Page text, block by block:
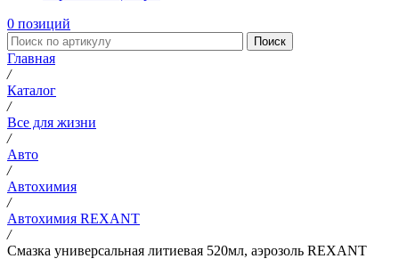
0 позиций
Поиск
Главная
/
Каталог
/
Все для жизни
/
Авто
/
Автохимия
/
Автохимия REXANT
/
Смазка универсальная литиевая 520мл, аэрозоль REXANT